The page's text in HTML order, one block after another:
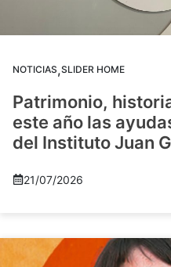
NOTICIAS,SLIDER HOME
Patrimonio,
este año las
del Instituto Juan
21/07/2026